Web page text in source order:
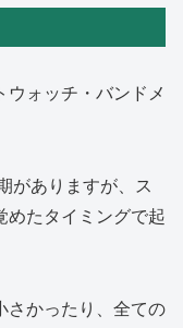
ウォッチ・バンドメ
がありますが、ス
めたタイミングで起
さかったり、全ての